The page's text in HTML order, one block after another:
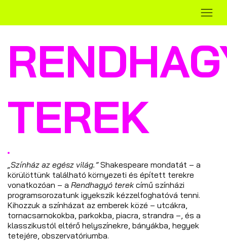
„Színház az egész világ.”Shakespeare mondatát – a
körülöttünk található környezeti és épített terekre
vonatkozóan – a Rendhagyó terek című színházi
programsorozatunk igyekszik kézzelfoghatóvá tenni.
Kihozzuk a színházat az emberek közé – utcákra,
tornacsarnokokba, parkokba, piacra, strandra –, és a
klasszikustól eltérő helyszínekre, bányákba, hegyek
tetejére, obszervatóriumba.
TEREK